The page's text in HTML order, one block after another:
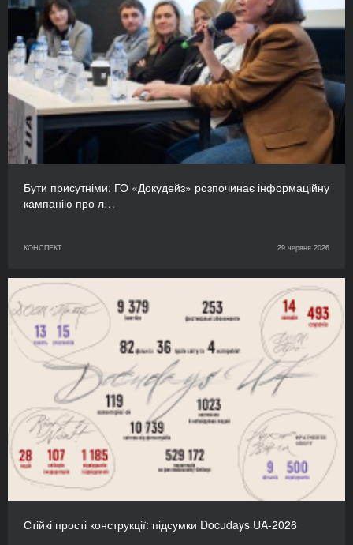
Бути присутніми: ГО «Докудейз» розпочинає інформаційну
кампанію про л…
КОНСПЕКТ 29 червня 2026
Стійкі прості конструкції: підсумки Docudays UA-2026